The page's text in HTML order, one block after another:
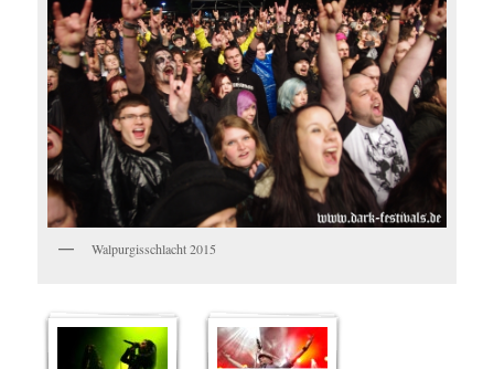
Walpurgisschlacht 2015